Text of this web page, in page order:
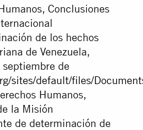
Conclusiones
de los hechos
de Venezuela,
de
sites/default/files/
Humanos,
la Misión
de determinación de